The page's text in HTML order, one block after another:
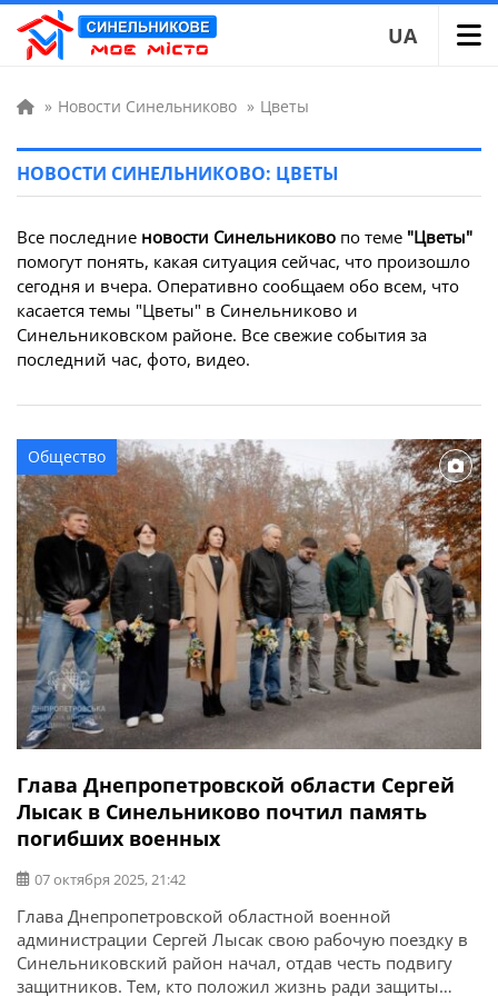
UA
» Новости Синельниково » Цветы
НОВОСТИ СИНЕЛЬНИКОВО: ЦВЕТЫ
Все последние новости Синельниково по теме "Цветы"
помогут понять, какая ситуация сейчас, что произошло
сегодня и вчера. Оперативно сообщаем обо всем, что
касается темы "Цветы" в Синельниково и
Синельниковском районе. Все свежие события за
последний час, фото, видео.
Общество
Глава Днепропетровской области Сергей
Лысак в Синельниково почтил память
погибших военных
07 октября 2025, 21:42
Глава Днепропетровской областной военной
администрации Сергей Лысак свою рабочую поездку в
Синельниковский район начал, отдав честь подвигу
защитников. Тем, кто положил жизнь ради защиты